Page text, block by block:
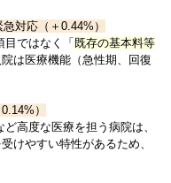
対応（＋0.44%）
目ではなく「 既存の基本料等
は医療機能（急性期、回復
）
ど高度な医療を担う病院は、
けやすい特性があるため、